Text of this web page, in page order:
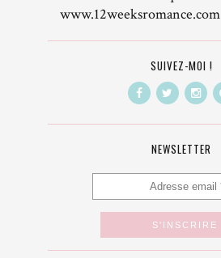
www.12weeksromance.com
SUIVEZ-MOI !
NEWSLETTER